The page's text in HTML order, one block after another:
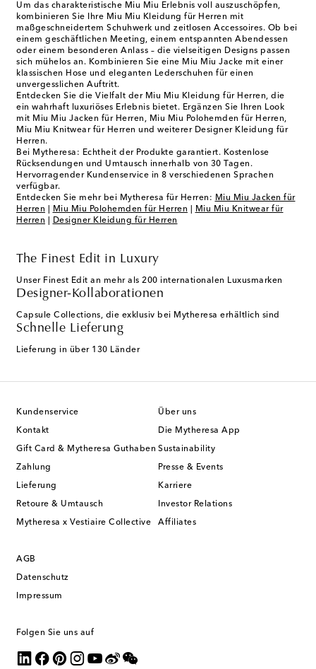
Um das charakteristische Miu Miu Erlebnis voll auszuschöpfen,
kombinieren Sie Ihre Miu Miu Kleidung für Herren mit
maßgeschneidertem Schuhwerk und zeitlosen Accessoires. Ob bei
einem geschäftlichen Meeting, einem entspannten Abendessen
oder einem besonderen Anlass – die vielseitigen Designs passen
sich mühelos an. Kombinieren Sie eine Miu Miu Jacke mit einer
klassischen Hose und eleganten Lederschuhen für einen
unvergesslichen Auftritt.
Entdecken Sie die Vielfalt der Miu Miu Kleidung für Herren, die
ein wahrhaft luxuriöses Erlebnis bietet. Ergänzen Sie Ihren Look
mit Miu Miu Jacken für Herren, Miu Miu Polohemden für Herren,
Miu Miu Knitwear für Herren und weiterer Designer Kleidung für
Herren.
Bei Mytheresa: Echtheit der Produkte garantiert. Kostenlose
Rücksendungen und Umtausch innerhalb von 30 Tagen.
Hervorragender Kundenservice in 8 verschiedenen Sprachen
verfügbar.
Entdecken Sie mehr bei Mytheresa für Herren: Miu Miu Jacken für
Herren
Miu Miu Polohemden für Herren
Miu Miu Knitwear für
Herren
Designer Kleidung für Herren
The Finest Edit in Luxury
Unser Finest Edit an mehr als 200 internationalen Luxusmarken
Designer-Kollaborationen
Capsule Collections, die exklusiv bei Mytheresa erhältlich sind
Schnelle Lieferung
Lieferung in über 130 Länder
Kundenservice
Kontakt
Gift Card & Mytheresa Guthaben
Zahlung
Lieferung
Retoure & Umtausch
Mytheresa x Vestiaire Collective
Über uns
Die Mytheresa App
Sustainability
Presse & Events
Karriere
Investor Relations
Affiliates
AGB
Datenschutz
Impressum
Folgen Sie uns auf